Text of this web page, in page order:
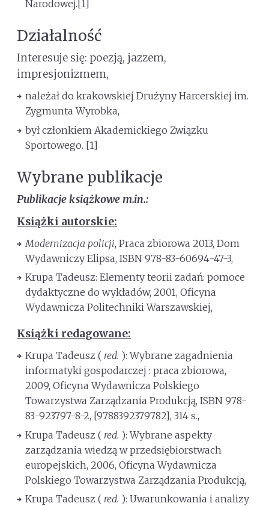
Narodowej.[1]
Działalność
Interesuje się: poezją, jazzem,
impresjonizmem,
należał do krakowskiej Drużyny Harcerskiej im.
Zygmunta Wyrobka,
był członkiem Akademickiego Związku
Sportowego. [1]
Wybrane publikacje
Publikacje książkowe m.in.:
Książki autorskie:
Modernizacja policji, Praca zbiorowa 2013, Dom
Wydawniczy Elipsa, ISBN 978-83-60694-47-3,
Krupa Tadeusz: Elementy teorii zadań: pomoce
dydaktyczne do wykładów, 2001, Oficyna
Wydawnicza Politechniki Warszawskiej,
Książki redagowane:
Krupa Tadeusz ( red. ): Wybrane zagadnienia
informatyki gospodarczej : praca zbiorowa,
2009, Oficyna Wydawnicza Polskiego
Towarzystwa Zarządzania Produkcją, ISBN 978-
83-923797-8-2, [9788392379782], 314 s.,
Krupa Tadeusz ( red. ): Wybrane aspekty
zarządzania wiedzą w przedsiębiorstwach
europejskich, 2006, Oficyna Wydawnicza
Polskiego Towarzystwa Zarządzania Produkcją,
Krupa Tadeusz ( red. ): Uwarunkowania i analizy